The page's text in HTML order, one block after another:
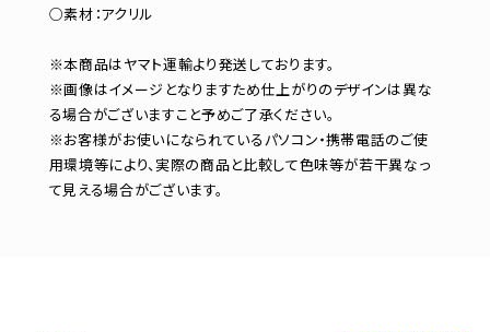
○素材：アクリル
※本商品はヤマト運輸より発送しております。
※画像はイメージとなりますため仕上がりのデザインは異な
る場合がございますこと予めご了承ください。
※お客様がお使いになられているパソコン・携帯電話のご使
用環境等により、実際の商品と比較して色味等が若干異なっ
て見える場合がございます。